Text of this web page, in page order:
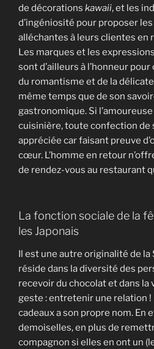
de décorations kawaii, et les
d’ingéniosité pour proposer
alléchantes à leurs clientes en
Les marques et les
sont d’ailleurs à l’honneur
du romantisme et de la
même temps que de son
gastronomique. Si
cuisinière, toute confection de
appréciée car faisant preuve
cœur. L’homme en retour
de rendez-vous au restaurant
La fonction sociale de la
les Japonais
Il est une autre originalité de
réside dans la diversité des
recevoir du chocolat et dans la
geste : entretenir une relation !
cadeaux a son propre nom. En
demoiselles, en plus de
compagnon si elles en ont un